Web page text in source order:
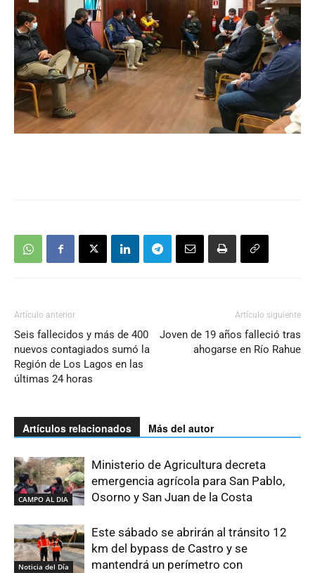
Artículo anterior
Seis fallecidos y más de 400
nuevos contagiados sumó la
Región de Los Lagos en las
últimas 24 horas
Artículo siguiente
Joven de 19 años falleció tras
ahogarse en Río Rahue
Artículos relacionados Más del autor
CAMPO AL DIA
Ministerio de Agricultura decreta
emergencia agrícola para San Pablo,
Osorno y San Juan de la Costa
Noticia del Día
Este sábado se abrirán al tránsito 12
km del bypass de Castro y se
mantendrá un perímetro con